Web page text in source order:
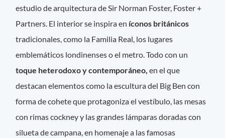
estudio de arquitectura de Sir Norman Foster, Foster +
Partners. El interior se inspira en íconos británicos
tradicionales, como la Familia Real, los lugares
emblemáticos londinenses o el metro. Todo con un
toque heterodoxo y contemporáneo,en el que
destacan elementos como la escultura del Big Ben con
forma de cohete que protagoniza el vestíbulo, las mesas
con rimas cockney y las grandes lámparas doradas con
silueta de campana, en homenaje a las famosas